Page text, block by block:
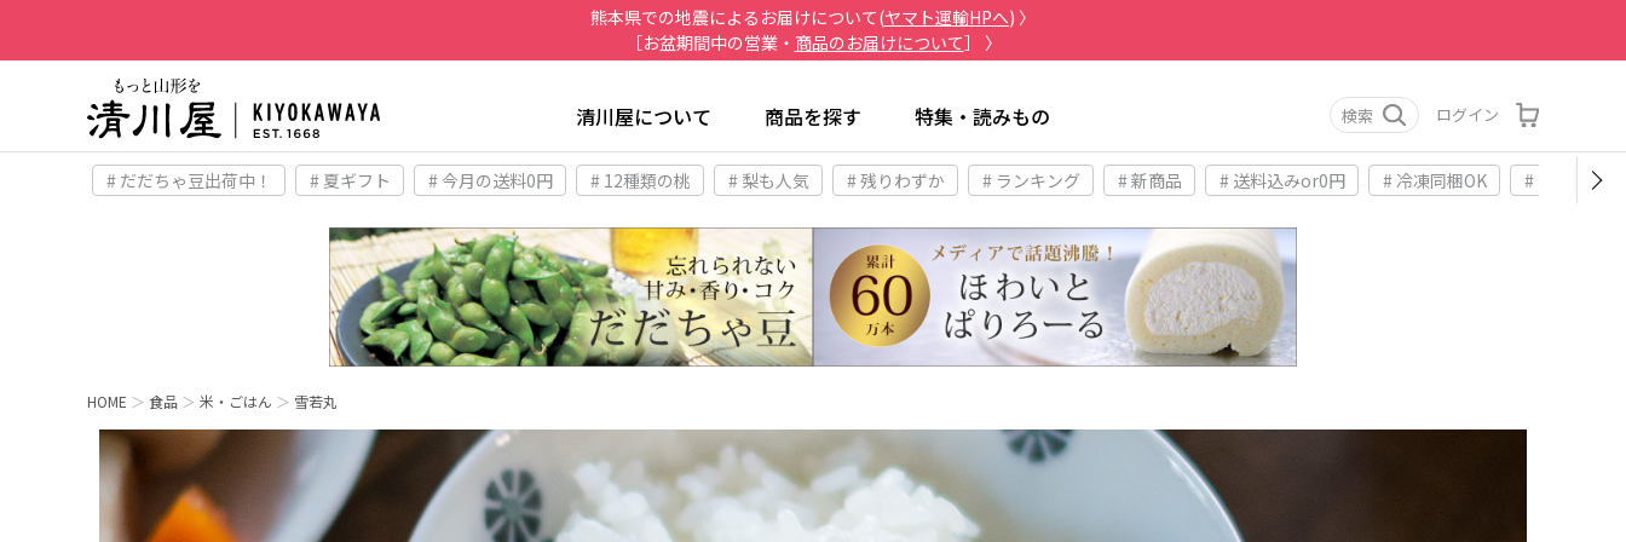
熊本県での地震によるお届けについて(ヤマト運輸HPへ) 〉
［お盆期間中の営業・ 商品のお届けについて］ 〉
清川屋について 商品を探す 特集・読みもの 検索 ログイン
# だだちゃ豆出荷中！ # 夏ギフト # 今月の送料0円 # 12種類の桃 # 梨も人気 # 残りわずか # ランキング # 新商品 # 送料込みor0円 # 冷凍同梱OK # お土産
HOME 食品 米・ごはん 雪若丸